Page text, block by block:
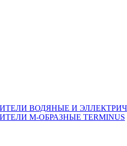
ВОДЯНЫЕ И
М-ОБРАЗНЫЕ TERMINUS